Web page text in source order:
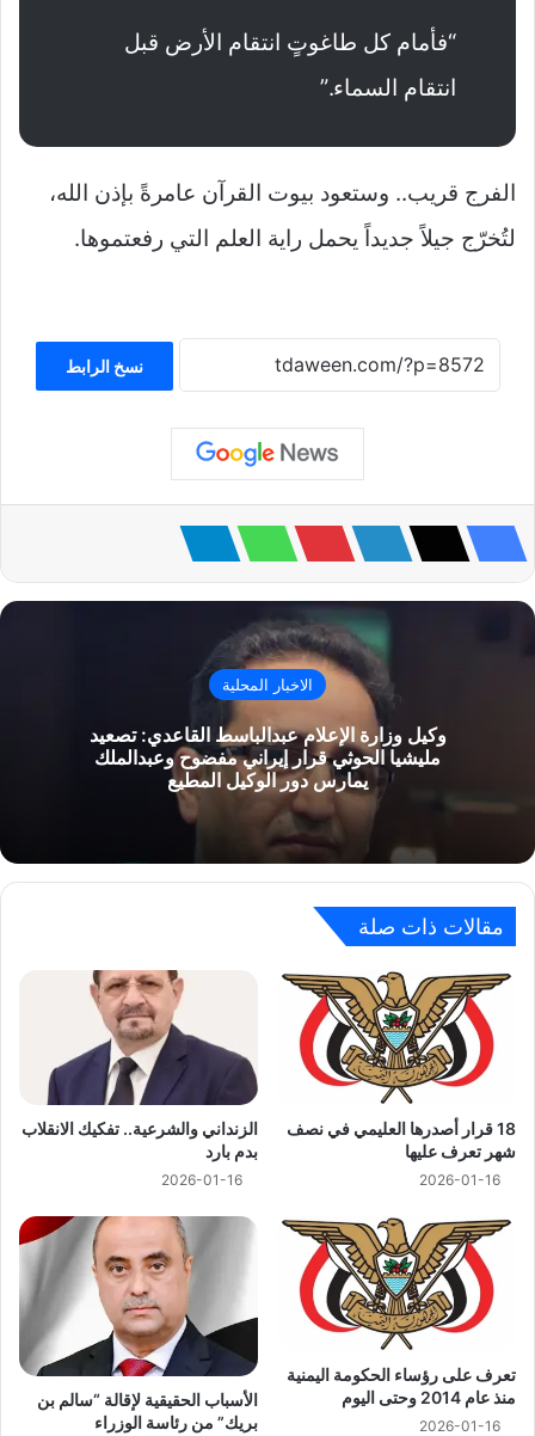
“فأمام كل طاغوتٍ انتقام الأرض قبل
انتقام السماء.”
الفرج قريب.. وستعود بيوت القرآن عامرةً بإذن الله،
لتُخرّج جيلاً جديداً يحمل راية العلم التي رفعتموها.
نسخ الرابط
الاخبار المحلية
وكيل وزارة الإعلام عبدالباسط القاعدي: تصعيد
مليشيا الحوثي قرار إيراني مفضوح وعبدالملك
يمارس دور الوكيل المطيع
مقالات ذات صلة
18 قرار أصدرها العليمي في نصف
شهر تعرف عليها
2026-01-16
الزنداني والشرعية.. تفكيك الانقلاب
بدم بارد
2026-01-16
تعرف على رؤساء الحكومة اليمنية
منذ عام 2014 وحتى اليوم
2026-01-16
الأسباب الحقيقية لإقالة “سالم بن
بريك” من رئاسة الوزراء